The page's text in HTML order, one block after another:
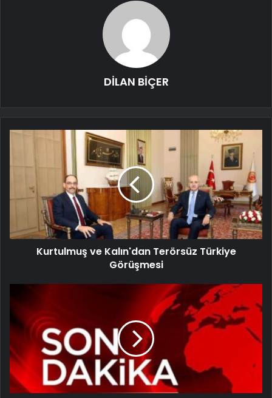
DİLAN BİÇER
Kurtulmuş ve Kalın'dan Terörsüz Türkiye
Görüşmesi